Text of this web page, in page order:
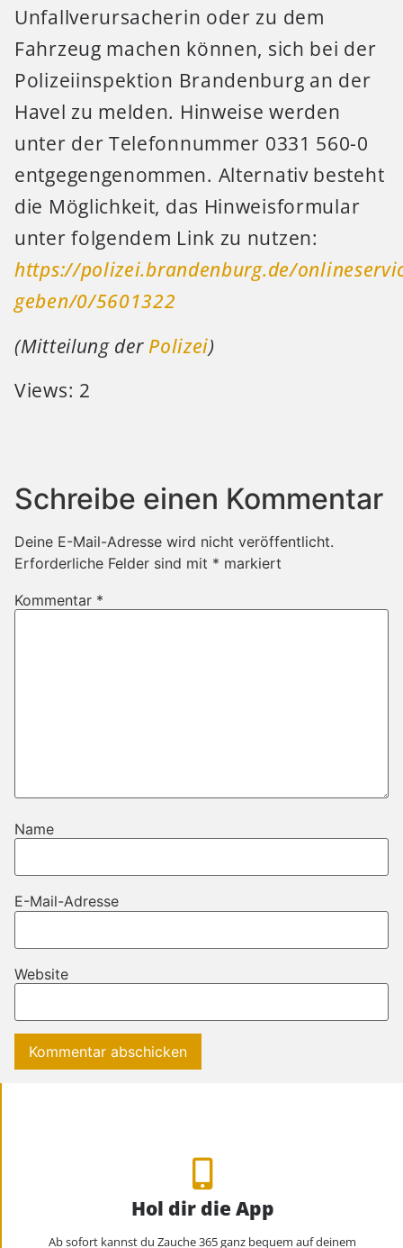
Unfallverursacherin oder zu dem
Fahrzeug machen können, sich bei der
Polizeiinspektion Brandenburg an der
Havel zu melden. Hinweise werden
unter der Telefonnummer 0331 560-0
entgegengenommen. Alternativ besteht
die Möglichkeit, das Hinweisformular
unter folgendem Link zu nutzen:
https://polizei.brandenburg.de/
geben/0/5601322
(Mitteilung der Polizei)
Views: 2
Schreibe einen Kommentar
Deine E-Mail-Adresse wird nicht veröffentlicht.
Erforderliche Felder sind mit * markiert
Kommentar *
Name
E-Mail-Adresse
Website
Hol dir die App
Ab sofort kannst du Zauche 365 ganz bequem auf deinem